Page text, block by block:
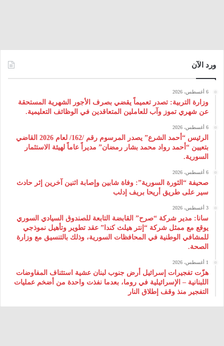
ورد الآن
6 أغسطس، 2026
وزارة التربية: تصدر تعميماً يقضي بصرف الأجور الشهرية المستحقة
عن شهري تموز وآب للعاملين المتعاقدين في الوظائف التعليمية.
6 أغسطس، 2026
الرئيس “أحمد الشرع” يصدر المرسوم رقم /162/ لعام 2026 ‌القاضي
بتعيين “أحمد رواد محمد بشار رمضان” مديراً عاماً لهيئة ‌الاستثمار
السورية.
6 أغسطس، 2026
صحيفة “الثورة السورية”: وفاة شابين وإصابة اثنين آخرين إثر حادث
سير على طريق أريحا بريف إدلب
3 أغسطس، 2026
سانا: مدير شركة “صرح” القابضة التابعة للصندوق السيادي السوري
يوقع مع ممثل شركة “إنتر هيلث كندا” عقد تطوير وتأهيل نموذجي
للمشافي الوطنية في المحافظات السورية، وذلك بالتنسيق مع وزارة
الصحة.
1 أغسطس، 2026
هزّت تفجيرات إسرائيل أرض جنوب لبنان عشية استئناف المفاوضات
اللبنانية – الإسرائيلية في روما، بعدما نفذت واحدة من أضخم عمليات
التفجير منذ وقف إطلاق النار